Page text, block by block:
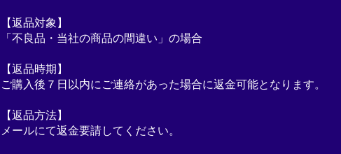
【返品対象】
「不良品・当社の商品の間違い」の場合
【返品時期】
ご購入後７日以内にご連絡があった場合に返金可能となります。
【返品方法】
メールにて返金要請してください。